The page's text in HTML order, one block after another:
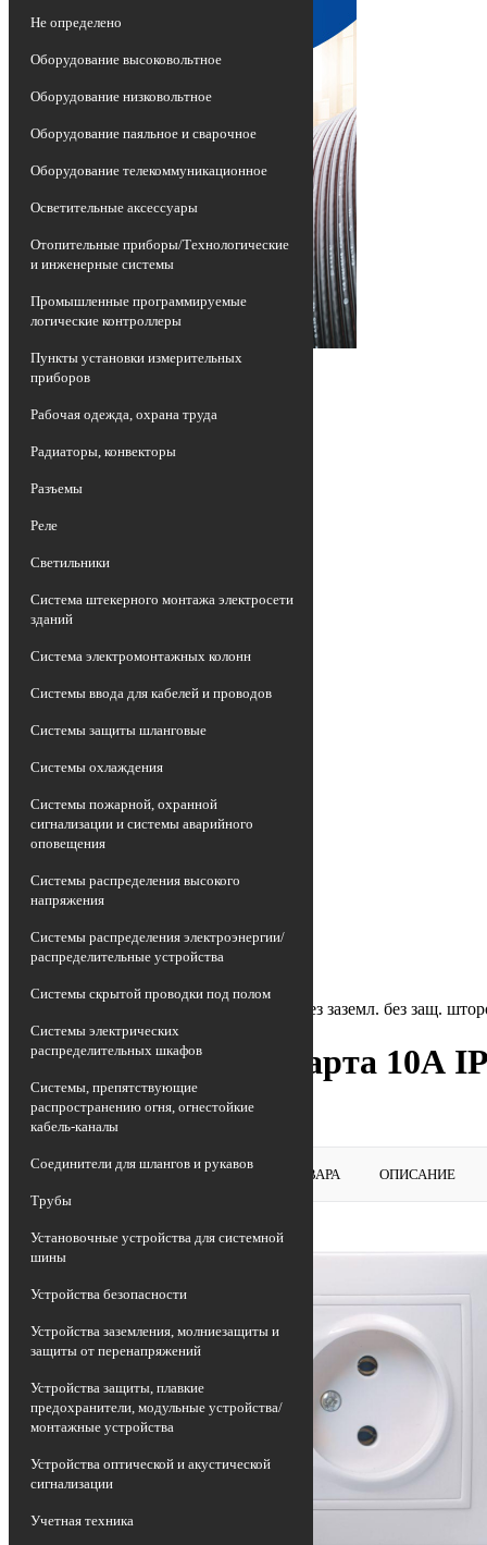
Не определено
Оборудование высоковольтное
Оборудование низковольтное
Оборудование паяльное и сварочное
Оборудование телекоммуникационное
Осветительные аксессуары
Отопительные приборы/Технологические
и инженерные системы
Промышленные программируемые
логические контроллеры
Пункты установки измерительных
приборов
Рабочая одежда, охрана труда
Радиаторы, конвекторы
Разъемы
Реле
Светильники
Система штекерного монтажа электросети
зданий
Система электромонтажных колонн
Системы ввода для кабелей и проводов
Системы защиты шланговые
Системы охлаждения
Системы пожарной, охранной
сигнализации и системы аварийного
оповещения
Системы распределения высокого
напряжения
Системы распределения электроэнергии/
распределительные устройства
Системы скрытой проводки под полом
Системы электрических
распределительных шкафов
Системы, препятствующие
распространению огня, огнестойкие
кабель-каналы
Соединители для шлангов и рукавов
Трубы
Установочные устройства для системной
шины
Устройства безопасности
Устройства заземления, молниезащиты и
защиты от перенапряжений
Устройства защиты, плавкие
предохранители, модульные устройства/
монтажные устройства
Устройства оптической и акустической
сигнализации
Учетная техника
Главная страница
Каталог
•
Розетка силовая (штепсельная)
•
Розетка 2-м СП Кварта 10А IP20 без заземл. без защ.
Розетка 2-м СП Кварта 10А
10-DM
ВЕРНУТЬСЯ В РАЗДЕЛ ОБЗОР ТОВАРА ОПИСАНИЕ